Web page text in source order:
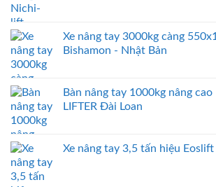
Xe nâng tay 3000kg càng
Bishamon - Nhật Bản
Bàn nâng tay 1000kg nâng
LIFTER Đài Loan
Xe nâng tay 3,5 tấn hiệu Eoslift